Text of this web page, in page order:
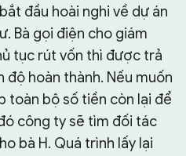
đầu hoài nghi về dự án
Bà gọi điện cho giám
tục rút vốn thì được trả
độ hoàn thành. Nếu muốn
toàn bộ số tiền còn lại để
công ty sẽ tìm đối tác
bà H. Quá trình lấy lại